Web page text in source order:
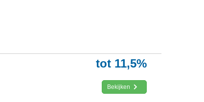
tot 11,5%
Bekijken